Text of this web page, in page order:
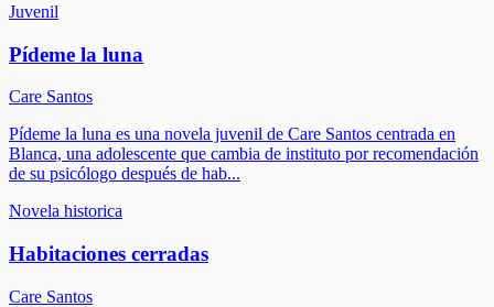
Juvenil
Pídeme la luna
Care Santos
Pídeme la luna es una novela juvenil de Care Santos centrada en
Blanca, una adolescente que cambia de instituto por recomendación
de su psicólogo después de hab...
Novela historica
Habitaciones cerradas
Care Santos